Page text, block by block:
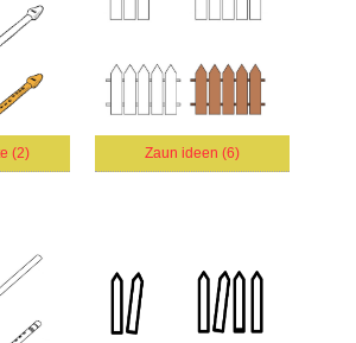
(2) Zaun ideen (6)